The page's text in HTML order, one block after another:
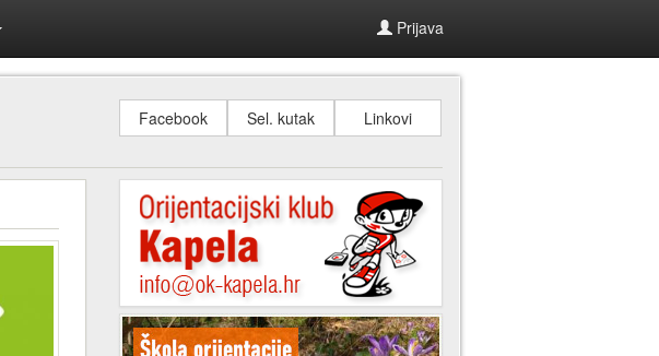
Prijava
Facebook Sel. kutak Linkovi